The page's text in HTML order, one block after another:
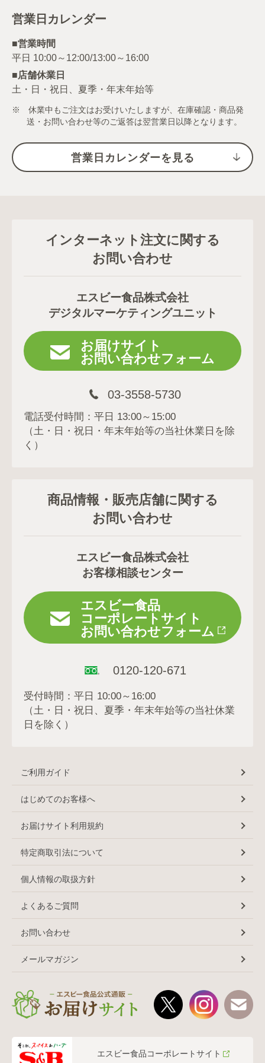
営業日カレンダー
■営業時間
■店舗休業日
土・日・祝日、夏季・年末年始等
※ 休業中もご注文はお受けいたしますが、在庫確認・商品発
送・お問い合わせ等のご返答は翌営業日以降となります。
営業日カレンダーを見る
インターネット注文に関する
お問い合わせ
エスビー食品株式会社
デジタルマーケティングユニット
お届けサイト
お問い合わせフォーム
03-3558-5730
電話受付時間：平日 13:00～15:00
（土・日・祝日・年末年始等の当社休業日を除
く）
商品情報・販売店舗に関する
お問い合わせ
エスビー食品株式会社
お客様相談センター
エスビー食品
コーポレートサイト
お問い合わせフォーム
0120-120-671
受付時間：平日 10:00～16:00
（土・日・祝日、夏季・年末年始等の当社休業
日を除く）
ご利用ガイド
はじめてのお客様へ
お届けサイト利用規約
特定商取引法について
個人情報の取扱方針
よくあるご質問
お問い合わせ
メールマガジン
エスビー食品コーポレートサイト